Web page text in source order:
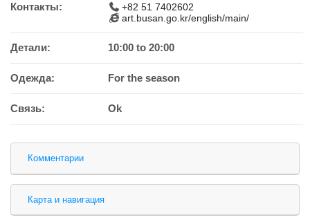
Контакты:
+82 51 7402602
art.busan.go.kr/english/main/
Детали: 10:00 to 20:00
Одежда: For the season
Связь: Ok
Комментарии
Карта и навигация